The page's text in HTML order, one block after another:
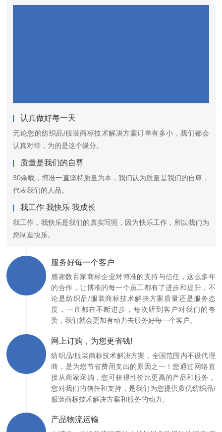
认真做好每一天
无论您的纺织品/服装商标技术解决方案订单有多小，我们都会
认真对待，为的是这个缘分。
质量是我们的自尊
30余载，博准一直坚持质量为本，我们认为质量是我们的自尊，
代表我们的人品。
我工作 我快乐 我成长
我工作，我快乐是我们的真实写照，因为快乐工作，所以我们为
您制造快乐。
服务好每一个客户
感谢数百家商标企业对博准的支持与信任，这么多年
的合作，让博准的每一个员工都有了进步和提升，不
论是纺织品/服装商标技术解决方案质量还是服务态
度，一直都在不断进步，每次听到客户对我们的夸
赞，我们就会更加有动力去服务好每一个客户。
网上订购，为您更省钱!
纺织品/服装商标技术解决方案，全国范围内不设代理
商，是为您节省费用支出的原因之一！您通过网络直
接从商家采购，您可获得性价比更高的产品和服务，
您对我们的信任和支持，是我们为您提供质优纺织品/
服装商标技术解决方案和服务的动力。
产品物流运输